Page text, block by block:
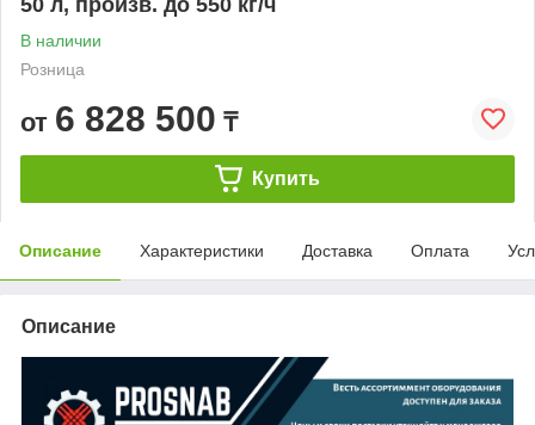
В наличии
Розница
от 6 828 500 ₸
Купить
Описание Характеристики Доставка Оплата
Описание